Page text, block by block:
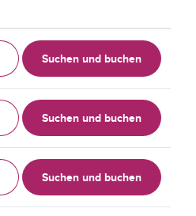
Suchen und buchen
Suchen und buchen
Suchen und buchen